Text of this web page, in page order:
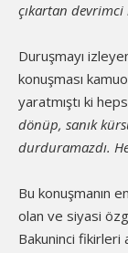
çıkartan devrimci
Duruşmayı
konuşması
yaratmıştı ki
dönüp, sanık
durduramazdı.
Bu konuşmanın
olan ve siyasi
Bakuninci fikirleri